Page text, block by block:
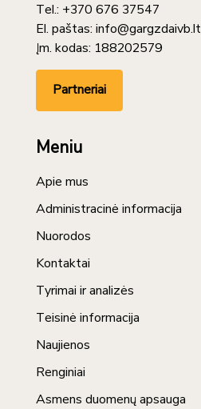
Tel.: +370 676 37547
El. paštas: info@gargzdaivb.lt
Įm. kodas: 188202579
Partneriai
Meniu
Apie mus
Administracinė informacija
Nuorodos
Kontaktai
Tyrimai ir analizės
Teisinė informacija
Naujienos
Renginiai
Asmens duomenų apsauga